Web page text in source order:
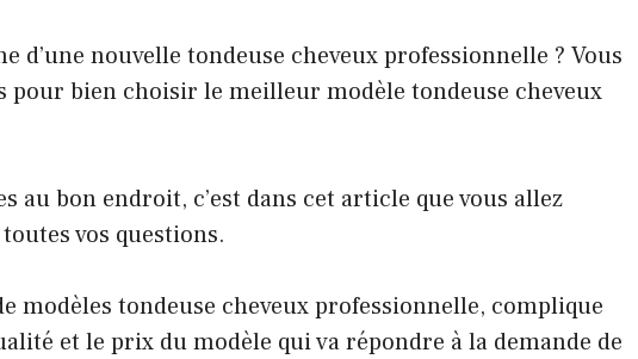
d’une nouvelle tondeuse cheveux professionnelle ? Vous
pour bien choisir le meilleur modèle tondeuse cheveux
au bon endroit, c’est dans cet article que vous allez
vos questions.
modèles tondeuse cheveux professionnelle, complique
et le prix du modèle qui va répondre à la demande de